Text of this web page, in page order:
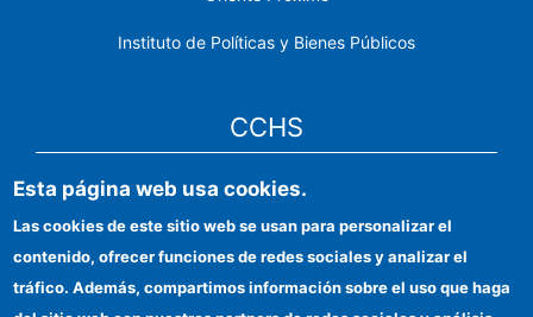
Instituto de Políticas y Bienes Públicos
CCHS
Sede electrónica CSIC
Identidad institucional
Información para proveedores
Esta página web usa cookies.
Las cookies de este sitio web se usan para personalizar el
contenido, ofrecer funciones de redes sociales y analizar el
tráfico. Además, compartimos información sobre el uso que haga